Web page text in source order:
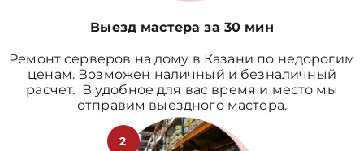
Выезд мастера за 30 мин
Ремонт серверов на дому в Казани по недорогим
ценам. Возможен наличный и безналичный
расчет. В удобное для вас время и место мы
отправим выездного мастера.
2